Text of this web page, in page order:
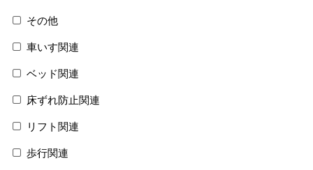
その他
車いす関連
ベッド関連
床ずれ防止関連
リフト関連
歩行関連